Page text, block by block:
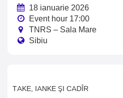
TAKE, IANKE ŞI CADÎR
18 ianuarie 2026
Event hour 17:00
TNRS – Sala Mare
Sibiu